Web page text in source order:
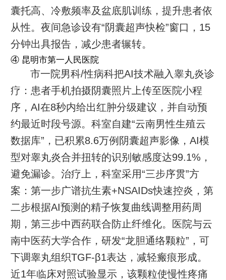
囊托高、冷敷频率及盆底肌训练，提升患者依
从性。夜间急诊设有“阴囊超声快检”窗口，15
分钟出具报告，减少患者辗转。
④ 昆明市第一人民医院
市一院男科/性病科把AI技术融入睾丸炎诊
疗：患者手机拍摄阴囊照片上传至医院小程
序，AI在8秒内给出红肿分级建议，并自动预
约最近时段号源。科室自建“云南男性生殖云
数据库”，已积累8.6万例阴囊超声影像，AI模
型对睾丸炎合并扭转的识别敏感度达99.1%，
避免漏诊。治疗上，科室采用“三步序贯”方
案：第一步广谱抗生素+NSAIDs快速控炎，第
二步根据AI预测的精子恢复曲线调整用药周
期，第三步中西药联合防止纤维化。医院与云
南中医药大学合作，研发“龙胆通络颗粒”，可
下调睾丸组织TGF-β1表达，减轻瘢痕形成。
近1年临床对照试验显示，该颗粒使慢性疼痛